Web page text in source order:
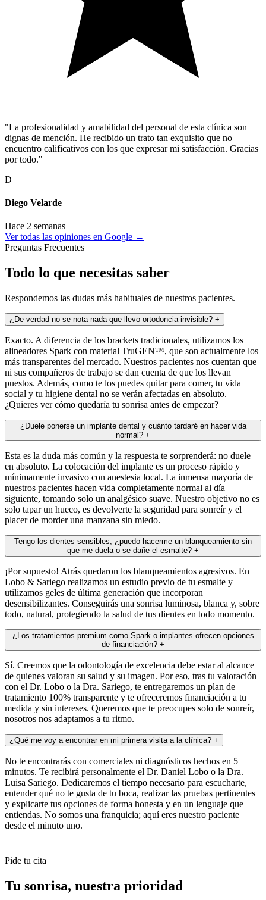
"La profesionalidad y amabilidad del personal de esta clínica son
dignas de mención. He recibido un trato tan exquisito que no
encuentro calificativos con los que expresar mi satisfacción. Gracias
por todo."
D
Diego Velarde
Hace 2 semanas
Ver todas las opiniones en Google →
Preguntas Frecuentes
Todo lo que necesitas saber
Respondemos las dudas más habituales de nuestros pacientes.
¿De verdad no se nota nada que llevo ortodoncia invisible? +
Exacto. A diferencia de los brackets tradicionales, utilizamos los
alineadores Spark con material TruGEN™, que son actualmente los
más transparentes del mercado. Nuestros pacientes nos cuentan que
ni sus compañeros de trabajo se dan cuenta de que los llevan
puestos. Además, como te los puedes quitar para comer, tu vida
social y tu higiene dental no se verán afectadas en absoluto.
¿Quieres ver cómo quedaría tu sonrisa antes de empezar?
¿Duele ponerse un implante dental y cuánto tardaré en hacer vida
normal? +
Esta es la duda más común y la respuesta te sorprenderá: no duele
en absoluto. La colocación del implante es un proceso rápido y
mínimamente invasivo con anestesia local. La inmensa mayoría de
nuestros pacientes hacen vida completamente normal al día
siguiente, tomando solo un analgésico suave. Nuestro objetivo no es
solo tapar un hueco, es devolverte la seguridad para sonreír y el
placer de morder una manzana sin miedo.
Tengo los dientes sensibles, ¿puedo hacerme un blanqueamiento sin
que me duela o se dañe el esmalte? +
¡Por supuesto! Atrás quedaron los blanqueamientos agresivos. En
Lobo & Sariego realizamos un estudio previo de tu esmalte y
utilizamos geles de última generación que incorporan
desensibilizantes. Conseguirás una sonrisa luminosa, blanca y, sobre
todo, natural, protegiendo la salud de tus dientes en todo momento.
¿Los tratamientos premium como Spark o implantes ofrecen opciones
de financiación? +
Sí. Creemos que la odontología de excelencia debe estar al alcance
de quienes valoran su salud y su imagen. Por eso, tras tu valoración
con el Dr. Lobo o la Dra. Sariego, te entregaremos un plan de
tratamiento 100% transparente y te ofreceremos financiación a tu
medida y sin intereses. Queremos que te preocupes solo de sonreír,
nosotros nos adaptamos a tu ritmo.
¿Qué me voy a encontrar en mi primera visita a la clínica? +
No te encontrarás con comerciales ni diagnósticos hechos en 5
minutos. Te recibirá personalmente el Dr. Daniel Lobo o la Dra.
Luisa Sariego. Dedicaremos el tiempo necesario para escucharte,
entender qué no te gusta de tu boca, realizar las pruebas pertinentes
y explicarte tus opciones de forma honesta y en un lenguaje que
entiendas. No somos una franquicia; aquí eres nuestro paciente
desde el minuto uno.
Pide tu cita
Tu sonrisa, nuestra prioridad